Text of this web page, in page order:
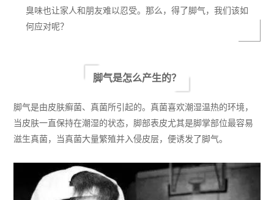
臭味也让家人和朋友难以忍受。那么，得了脚气，我们该如
何应对呢？
脚气是怎么产生的？
脚气是由皮肤癣菌、真菌所引起的。真菌喜欢潮湿温热的环境，
当皮肤一直保持在潮湿的状态，脚部表皮尤其是脚掌部位最容易
滋生真菌，当真菌大量繁殖并入侵皮层，便诱发了脚气。